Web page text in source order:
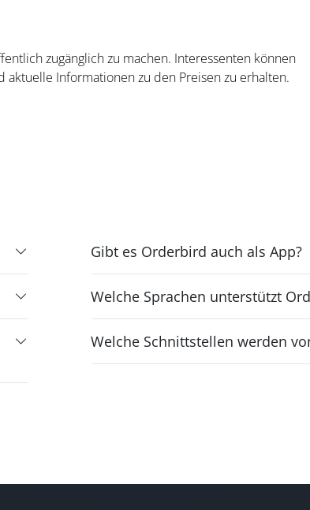
zugänglich zu machen. Interessenten können
Informationen zu den Preisen zu erhalten.
Gibt es Orderbird auch als App?
Welche Sprachen unterstützt
Welche Schnittstellen werden